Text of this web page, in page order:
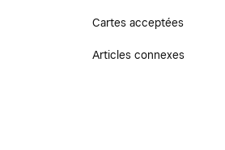
Cartes acceptées
Articles connexes